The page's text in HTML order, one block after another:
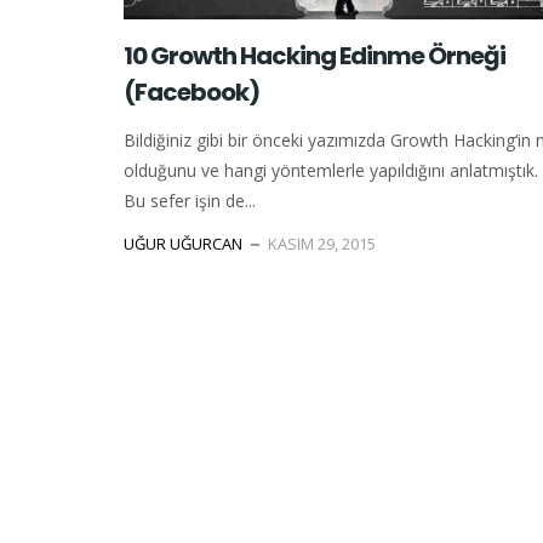
10 Growth Hacking Edinme Örneği
(Facebook)
Bildiğiniz gibi bir önceki yazımızda Growth Hacking‘in
olduğunu ve hangi yöntemlerle yapıldığını anlatmıştık.
Bu sefer işin de...
UĞUR UĞURCAN KASIM 29, 2015